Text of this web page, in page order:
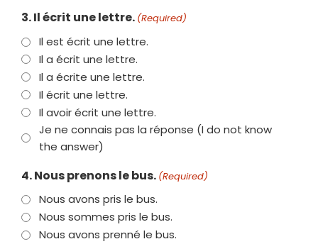
3. Il écrit une lettre. (Required)
Il est écrit une lettre.
Il a écrit une lettre.
Il a écrite une lettre.
Il écrit une lettre.
Il avoir écrit une lettre.
Je ne connais pas la réponse (I do not know
the answer)
4. Nous prenons le bus. (Required)
Nous avons pris le bus.
Nous sommes pris le bus.
Nous avons prenné le bus.